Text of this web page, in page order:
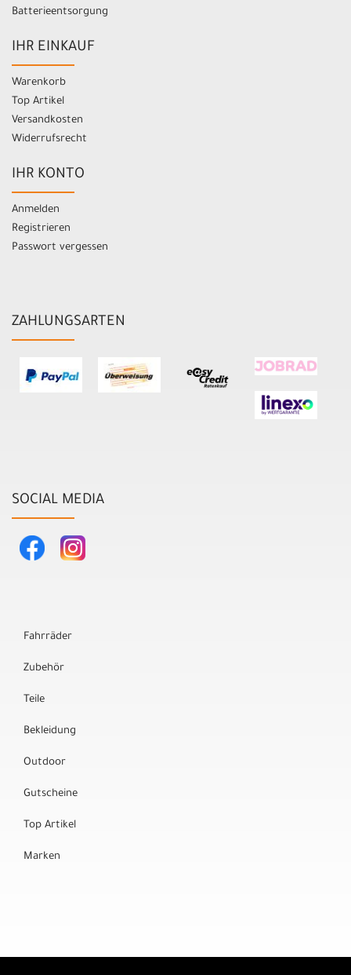
Batterieentsorgung
IHR EINKAUF
Warenkorb
Top Artikel
Versandkosten
Widerrufsrecht
IHR KONTO
Anmelden
Registrieren
Passwort vergessen
ZAHLUNGSARTEN
SOCIAL MEDIA
Fahrräder
Zubehör
Teile
Bekleidung
Outdoor
Gutscheine
Top Artikel
Marken